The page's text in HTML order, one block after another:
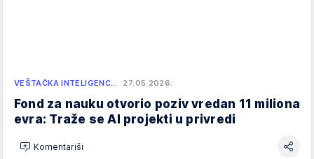
VEŠTAČKA INTELIGENC… 27.05.2026.
Fond za nauku otvorio poziv vredan 11 miliona
evra: Traže se AI projekti u privredi
Komentariši